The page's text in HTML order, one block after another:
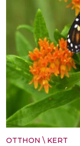
OTTHON \ KERT